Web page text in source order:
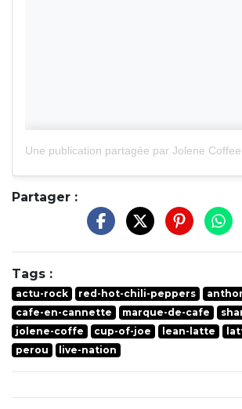
Partager :
Tags :
actu-rock red-hot-chili-peppers
cafe-en-cannette
marque-de-cafe
jolene-coffe
cup-of-joe lean-latte
perou
live-nation